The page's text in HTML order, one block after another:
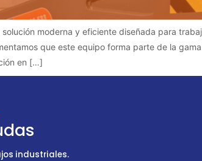
moderna y eficiente diseñada para
que este equipo forma parte de la
en […]
industriales.